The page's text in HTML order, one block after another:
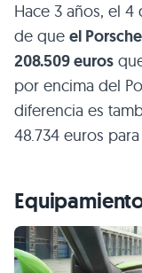
Hace 3 años, el
de que el
208.509 euros
por encima del
diferencia es
48.734 euros